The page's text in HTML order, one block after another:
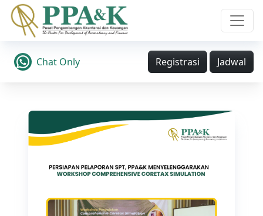
Chat Only Registrasi Jadwal